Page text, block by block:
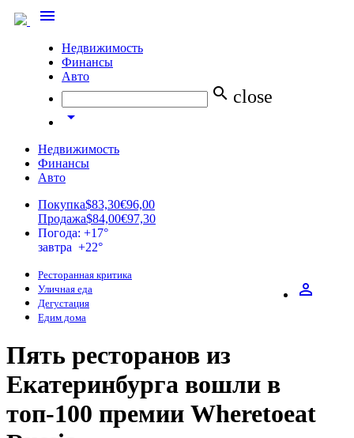
menu
Недвижимость
Финансы
Авто
search close
arrow_drop_down
Недвижимость
Финансы
Авто
Покупка$83,30€96,00
Продажа$84,00€97,30
Погода: +17°
завтра +22°
perm_identity
Ресторанная критика
Уличная еда
Дегустация
Едим дома
Пять ресторанов из
Екатеринбурга вошли в
топ-100 премии Wheretoeat